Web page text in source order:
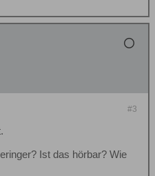
#3
Ist das hörbar? Wie